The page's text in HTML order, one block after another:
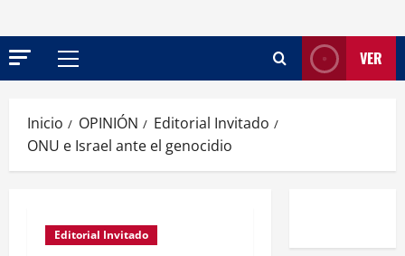
Menú
VER
Inicio OPINIÓN
Editorial Invitado
ONU e Israel ante el genocidio
Editorial Invitado